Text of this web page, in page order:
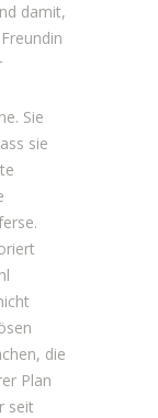
damit,
Sie
sie
die
Plan
seit